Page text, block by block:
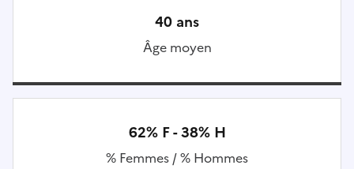
40 ans
Âge moyen
62% F - 38% H
% Femmes / % Hommes